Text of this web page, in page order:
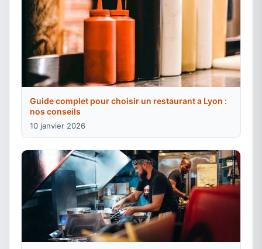
Guide complet pour choisir un restaurant a Lyon :
nos conseils
10 janvier 2026